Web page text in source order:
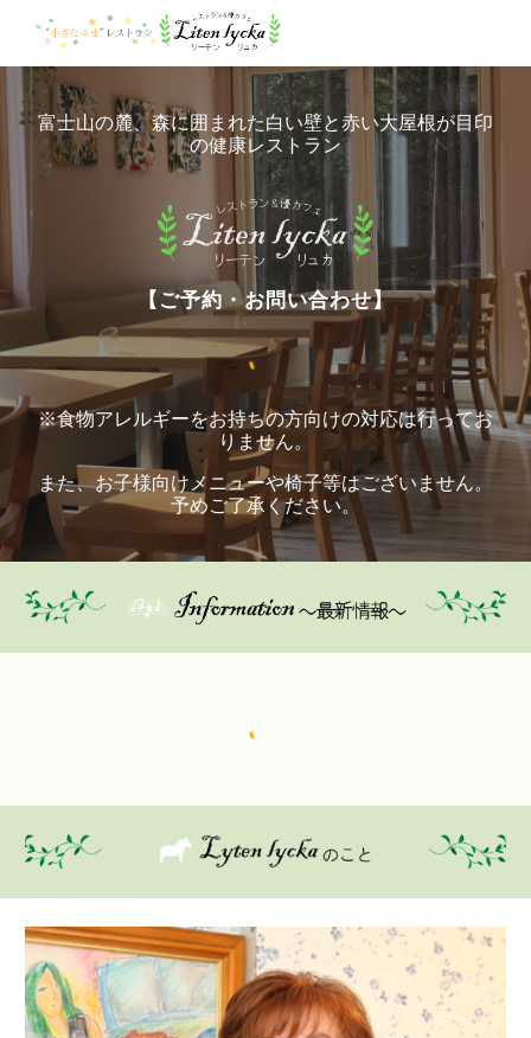
Skip to main content
富士山の麓、森に囲まれた白い壁と赤い大屋根が目印
の健康レストラン
【ご予約・お問い合わせ】
※食物アレルギーをお持ちの方向けの対応は行ってお
りません。
また、お子様向けメニューや椅子等はございません。
予めご了承ください。